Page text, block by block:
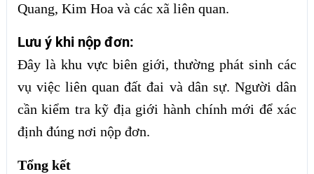
Quang, Kim Hoa và các xã liên quan.
Lưu ý khi nộp đơn:
Đây là khu vực biên giới, thường phát sinh các
vụ việc liên quan đất đai và dân sự. Người dân
cần kiểm tra kỹ địa giới hành chính mới để xác
định đúng nơi nộp đơn.
Tổng kết